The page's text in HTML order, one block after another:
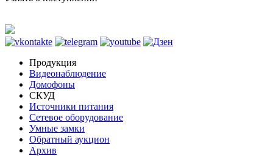
Продукция
Видеонаблюдение
Домофоны
СКУД
Источники питания
Сетевое оборудование
Умные замки
Обратный аукцион
Архив